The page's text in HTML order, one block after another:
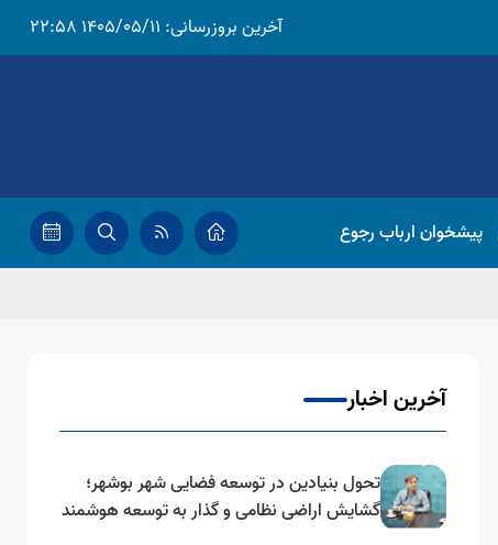
آخرین بروزرسانی: 1405/05/11 22:58
پیشخوان ارباب رجوع
آخرین اخبار
تحول بنیادین در توسعه فضایی شهر بوشهر؛
گشایش اراضی نظامی و گذار به توسعه هوشمند